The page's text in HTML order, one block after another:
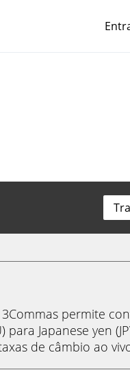
permite
Japanese yen
de câmbio ao